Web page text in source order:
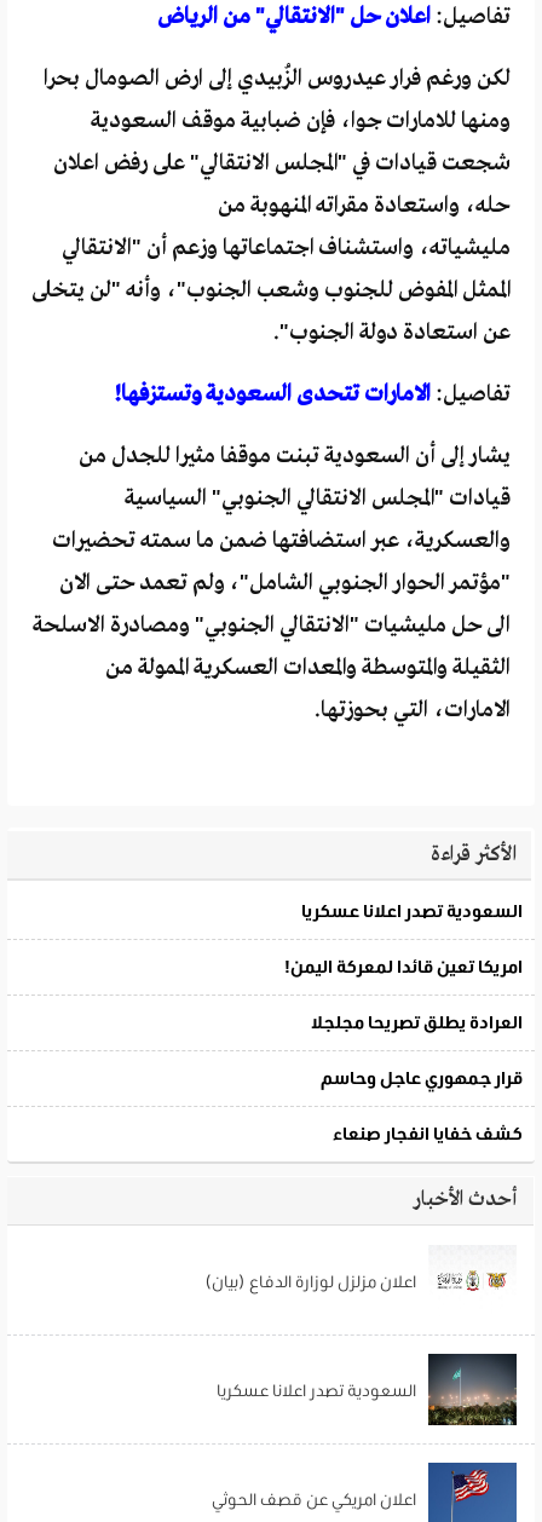
تفاصيل: اعلان حل "الانتقالي" من الرياض
لكن ورغم فرار عيدروس الزُبيدي إلى ارض الصومال بحرا
ومنها للامارات جوا، فإن ضبابية موقف السعودية
شجعت قيادات في "المجلس الانتقالي" على رفض اعلان
حله، واستعادة مقراته المنهوبة من
مليشياته، واستشناف اجتماعاتها وزعم أن "الانتقالي
الممثل المفوض للجنوب وشعب الجنوب"، وأنه "لن يتخلى
عن استعادة دولة الجنوب".
تفاصيل: الامارات تتحدى السعودية وتستزفها!
يشار إلى أن السعودية تبنت موقفا مثيرا للجدل من
قيادات "المجلس الانتقالي الجنوبي" السياسية
والعسكرية، عبر استضافتها ضمن ما سمته تحضيرات
"مؤتمر الحوار الجنوبي الشامل"، ولم تعمد حتى الان
الى حل مليشيات "الانتقالي الجنوبي" ومصادرة الاسلحة
الثقيلة والمتوسطة والمعدات العسكرية الممولة من
الامارات، التي بحوزتها.
الأكثر قراءة
أحدث الأخبار
اعلان مزلزل لوزارة الدفاع (بيان)
السعودية تصدر اعلانا عسكريا
اعلان امريكي عن قصف الحوثي